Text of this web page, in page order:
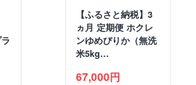
【ふるさと納税】3
ヵ月 定期便 ホクレ
ンゆめぴりか（無洗
米5kg…
67,000円